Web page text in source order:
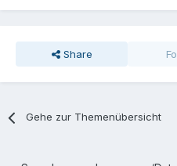
Share
Gehe zur Themenübersicht